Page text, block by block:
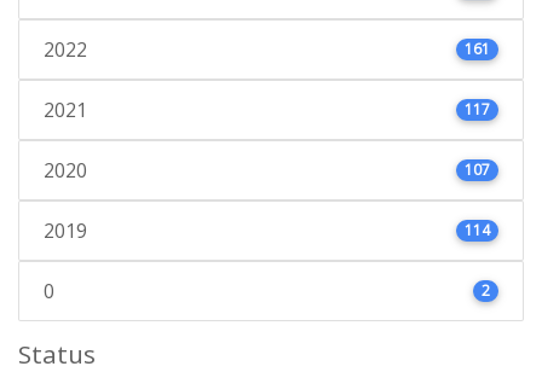
2022 161
2021 117
2020 107
2019 114
0 2
Status